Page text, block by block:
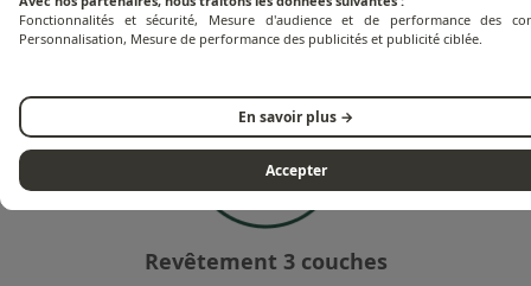
Revêtement 3 couches
Fonctionnalités et sécurité, Mesure d'audience et de performance des
Personnalisation, Mesure de performance des publicités et publicité ciblée.
En savoir plus →
Accepter